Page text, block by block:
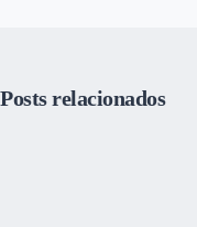
Posts relacionados